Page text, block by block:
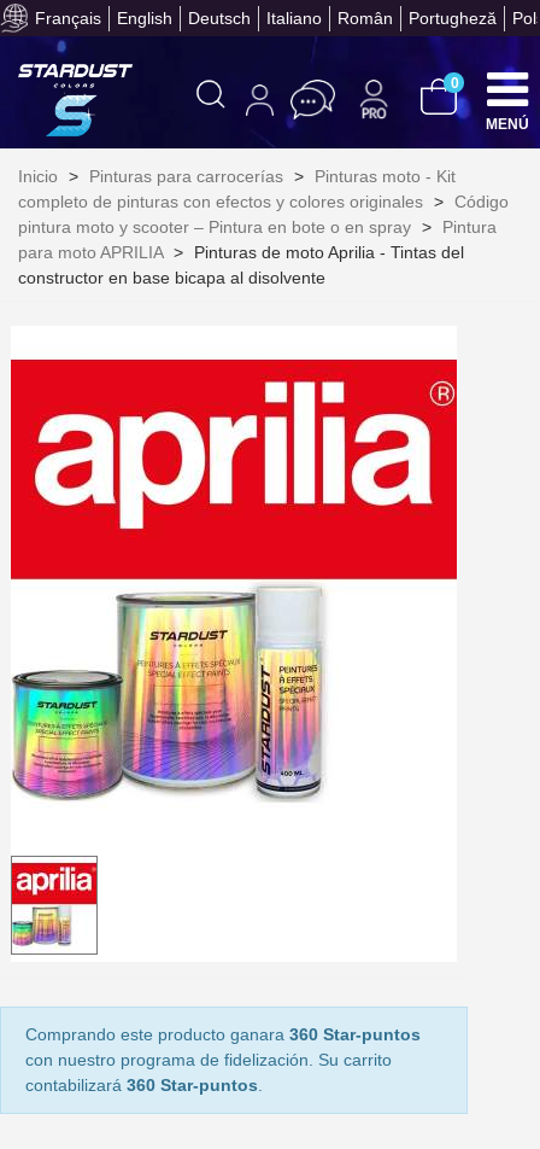
Français English Deutsch Italiano Român Portugheză
Obtenga su presupuesto
Paga en 4 plazos sin
Obtenga su presupuesto
Comparte tus
Gana puntos de
5 € de descuento
Paga en 4 plazos sin
0
MENÚ
Inicio > Pinturas para carrocerías >
Pinturas moto - Kit
completo de pinturas con efectos y colores originales > Código
pintura moto y scooter – Pintura en bote o en spray >
Pintura
para moto APRILIA >
Pinturas de moto Aprilia - Tintas del
constructor en base bicapa al disolvente
Comprando este producto ganara 360 Star-puntos
con nuestro programa de fidelización. Su carrito
contabilizará 360 Star-puntos